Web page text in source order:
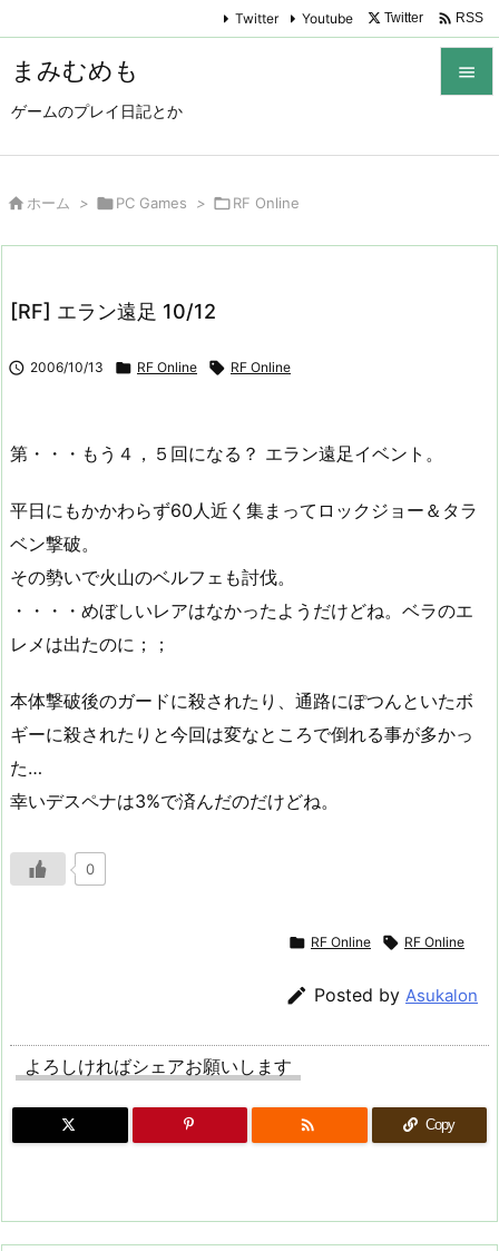
まみむめも
ゲームのプレイ日記とか

Twitter Youtube Twitter  RSS
 ホーム > PC Games > RF Online
[RF] エラン遠足 10/12
 2006/10/13  RF Online  RF Online
第・・・もう４，５回になる？ エラン遠足イベント。
平日にもかかわらず60人近く集まってロックジョー＆タラ
ベン撃破。
その勢いで火山のベルフェも討伐。
・・・・めぼしいレアはなかったようだけどね。ベラのエ
レメは出たのに；；
本体撃破後のガードに殺されたり、通路にぽつんといたボ
ギーに殺されたりと今回は変なところで倒れる事が多かっ
た…
幸いデスペナは3%で済んだのだけどね。
0
 RF Online  RF Online
 Posted by Asukalon
よろしければシェアお願いします
 Copy